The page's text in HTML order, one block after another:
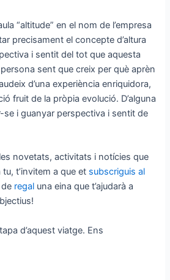
“altitude” en el nom de l’empresa
precisament el concepte d’altura
i sentit del tot que aquesta
sent que creix per què aprèn
d’una experiència enriquidora,
fruit de la pròpia evolució. D’alguna
se i guanyar perspectiva i sentit de
novetats, activitats i notícies que
t’invitem a que et subscriguis al
regal una eina que t’ajudarà a
d’aquest viatge. Ens